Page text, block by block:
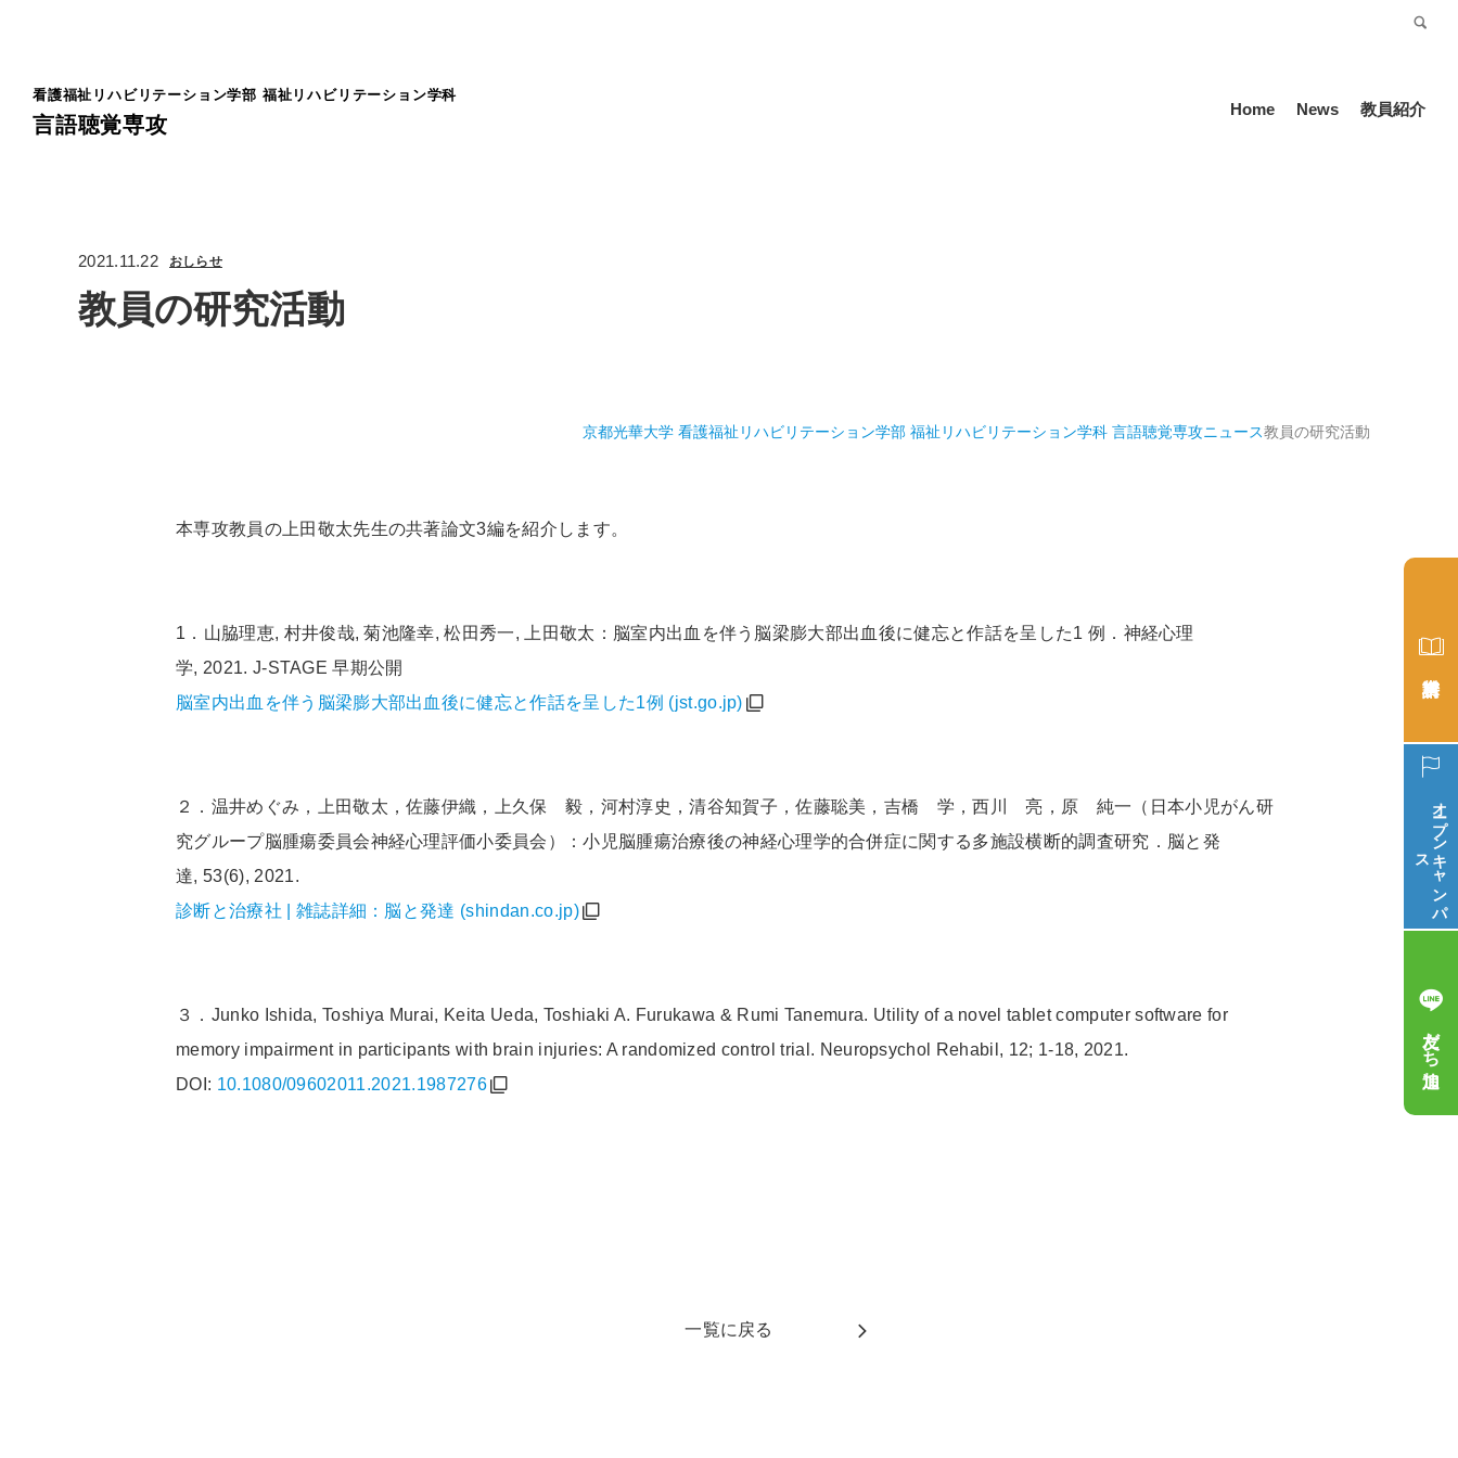
看護福祉リハビリテーション学部 福祉リハビリテーション学科
言語聴覚専攻
Home News 教員紹介
2021.11.22 おしらせ
教員の研究活動
京都光華大学 看護福祉リハビリテーション学部 福祉リハビリテーション学科 言語聴覚専攻ニュース教員の研究活動
本専攻教員の上田敬太先生の共著論文3編を紹介します。
1． 山脇理恵, 村井俊哉, 菊池隆幸, 松田秀一, 上田敬太：脳室内出血を伴う脳梁膨大部出血後に健忘と作話を呈した1 例 ．神経心理
学, 2021. J-STAGE 早期公開
脳室内出血を伴う脳梁膨大部出血後に健忘と作話を呈した1例 (jst.go.jp)
２．温井めぐみ，上田敬太，佐藤伊織，上久保 毅，河村淳史，清谷知賀子，佐藤聡美，吉橋 学，西川 亮，原 純一（日本小児がん研
究グループ脳腫瘍委員会神経心理評価小委員会）：小児脳腫瘍治療後の神経心理学的合併症に関する多施設横断的調査研究．脳と発
達, 53(6),2021.
診断と治療社 | 雑誌詳細：脳と発達 (shindan.co.jp)
３． Junko Ishida, Toshiya Murai, Keita Ueda, Toshiaki A. Furukawa & Rumi Tanemura. Utility of a novel tablet computer software for
memory impairment in participants with brain injuries: A randomized control trial . Neuropsychol Rehabil , 12; 1-18, 2021.
DOI: 10.1080/09602011.2021.1987276
一覧に戻る
オープン
キ
ャ
ン
パ
ス
友だち追加